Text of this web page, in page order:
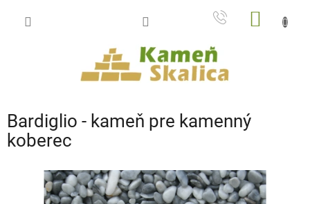
Bardiglio - kameň pre kamenný
koberec